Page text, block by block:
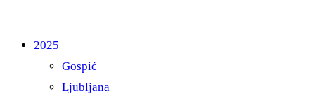
2025
Gospić
Ljubljana